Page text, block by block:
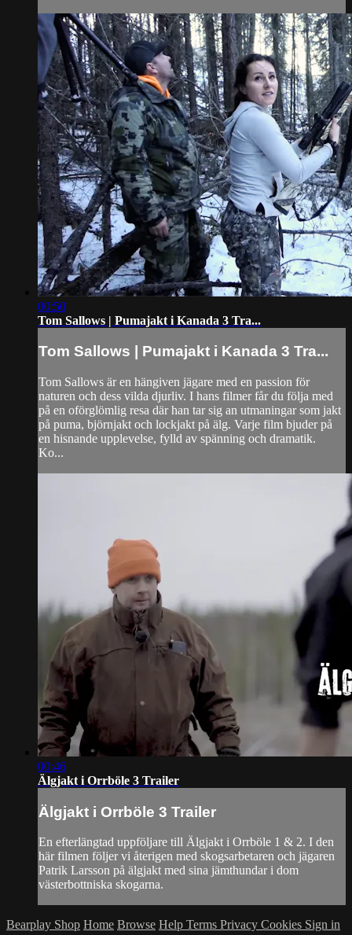
00:50
Tom Sallows | Pumajakt i Kanada 3 Tra...
Tom Sallows | Pumajakt i Kanada 3 Tra...
Tom Sallows är en hängiven jägare med en passion för
naturen och dess vilda djurliv. I hans filmer får du följa med
på en oförglömlig resa där han tar sig an utmaningar som jakt
på puma, björnjakt och lockjakt på älg. Varje film bjuder på
en hisnande upplevelse, fylld av spänning och dramatik.
Ko...
00:46
Älgjakt i Orrböle 3 Trailer
Älgjakt i Orrböle 3 Trailer
En efterlängtad uppföljare till Älgjakt i Orrböle 1 & 2. I den
här filmen följer vi återigen med skogsarbetaren och jägaren
Patrik Larsson på älgjakt med sina jämthundar i dom
västerbottniska skogarna.
Bearplay Shop Home Browse Help Terms Privacy Cookies Sign in